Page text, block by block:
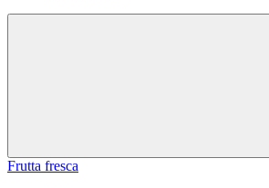
Frutta fresca